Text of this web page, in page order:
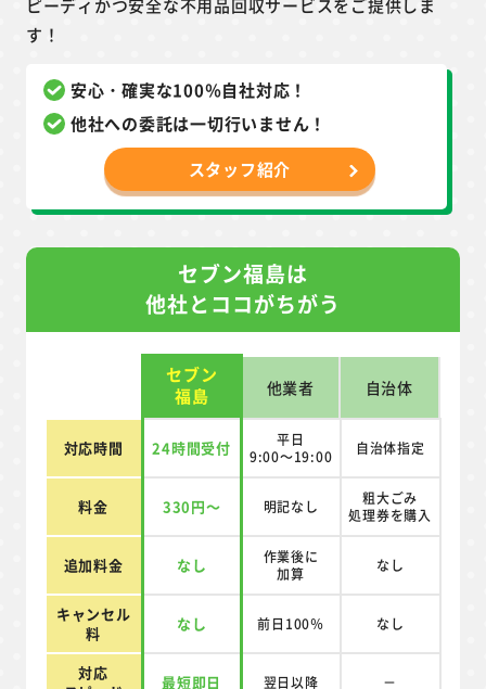
ピーディかつ安全な不用品回収サービスをご提供しま
す！
安心・確実な100％自社対応！
他社への委託は一切行いません！
スタッフ紹介
セブン福島は
他社とココがちがう
セブン
福島
他業者 自治体
対応時間 24時間受付
平日
9:00～19:00
自治体指定
料金 330円～ 明記なし
粗大ごみ
処理券を購入
追加料金 なし
作業後に
加算
なし
キャンセル
料
なし 前日100％ なし
対応
最短即日 翌日以降 －